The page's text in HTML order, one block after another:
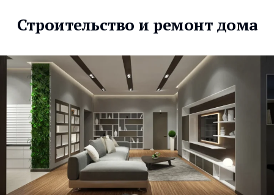
Строительство и ремонт дома